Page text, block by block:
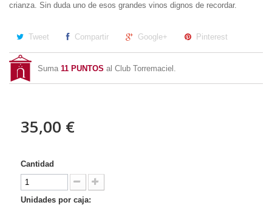
crianza. Sin duda uno de esos grandes vinos dignos de recordar.
Tweet Compartir Google+ Pinterest
Suma 11 PUNTOS al Club Torremaciel.
35,00 €
Cantidad
Unidades por caja: